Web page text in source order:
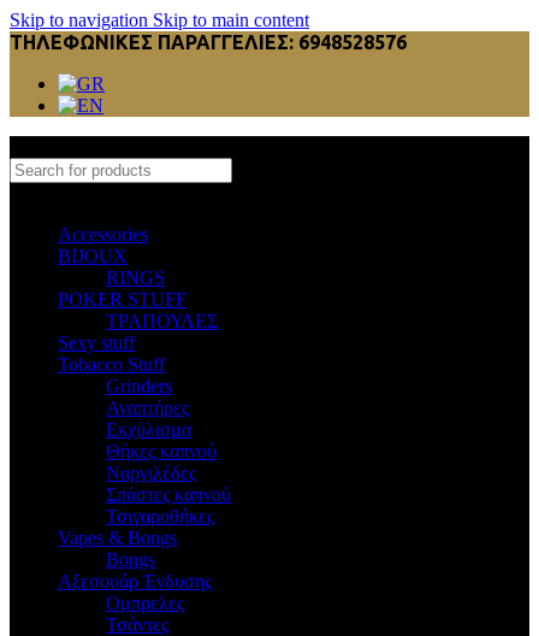
Skip to navigation Skip to main content
ΤΗΛΕΦΩΝΙΚΕΣ ΠΑΡΑΓΓΕΛΙΕΣ: 6948528576
Accessories
BIJOUX
RINGS
POKER STUFF
ΤΡΑΠΟΥΛΕΣ
Sexy stuff
Tobacco Stuff
Grinders
Αναπτήρες
Εκχύλισμα
Θήκες καπνού
Ναργιλέδες
Σπάστες καπνού
Τσιγαροθήκες
Vapes & Bongs
Bongs
Αξεσουάρ Ένδυσης
Oμπρελες
Τσάντες